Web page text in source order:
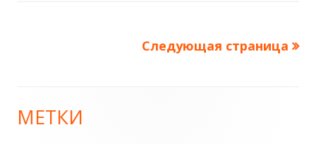
Следующая страница
Главная
МЕТКИ